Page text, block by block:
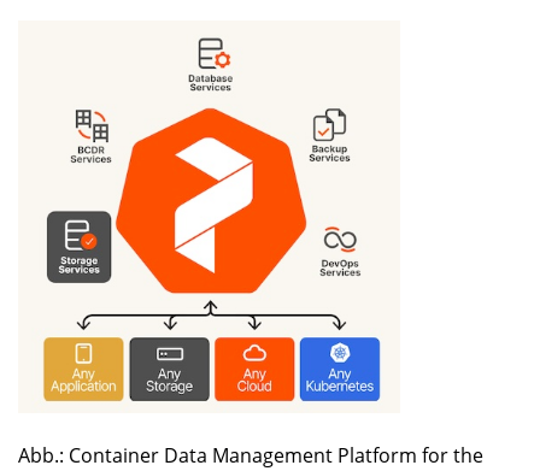
Abb.: Container Data Management Platform for the